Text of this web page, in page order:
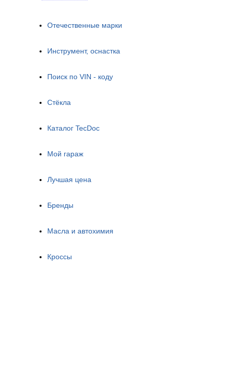
Отечественные марки
Инструмент, оснастка
Поиск по VIN - коду
Стёкла
Каталог TecDoc
Мой гараж
Лучшая цена
Бренды
Масла и автохимия
Кроссы